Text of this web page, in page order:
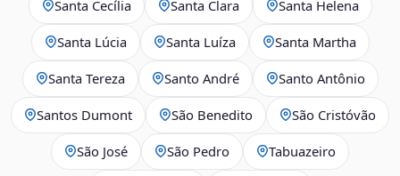
Santa Cecília Santa Clara Santa Helena
Santa Lúcia Santa Luíza Santa Martha
Santa Tereza Santo André Santo Antônio
Santos Dumont São Benedito São Cristóvão
São José São Pedro Tabuazeiro